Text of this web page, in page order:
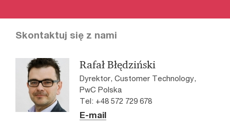
Skontaktuj się z nami
Rafał Błędziński
Dyrektor, Customer Technology,
PwC Polska
Tel: +48 572 729 678
E-mail